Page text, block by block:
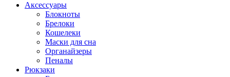
Аксессуары
Блокноты
Брелоки
Кошелеки
Маски для сна
Органайзеры
Пеналы
Рюкзаки